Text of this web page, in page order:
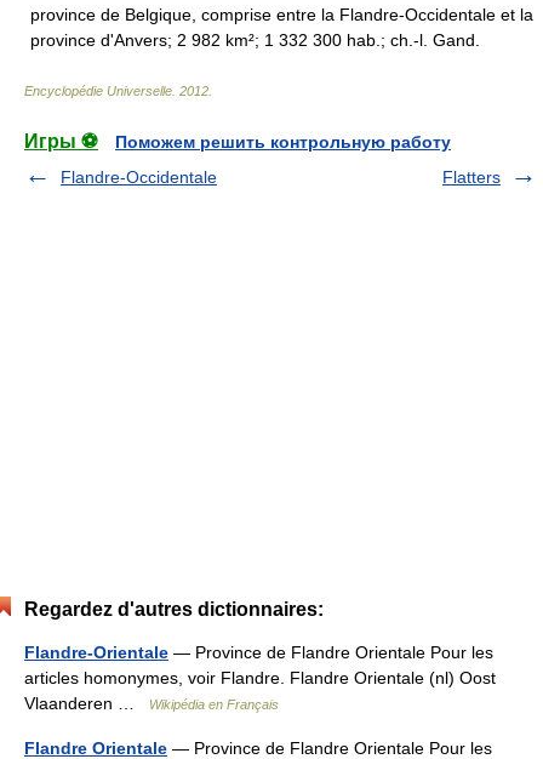
province de Belgique, comprise entre la Flandre-Occidentale et la
province d'Anvers; 2 982 km²; 1 332 300 hab.; ch.-l. Gand.
Encyclopédie Universelle 2012
Игры ⚽
Поможем решить контрольную работу
Flandre-Occidentale
Flatters
Regardez d'autres dictionnaires:
Flandre-Orientale — Province de Flandre Orientale Pour les
articles homonymes, voir Flandre. Flandre Orientale (nl) Oost
Vlaanderen …
Wikipédia en Français
Flandre Orientale — Province de Flandre Orientale Pour les